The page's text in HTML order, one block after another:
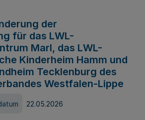
der
für das LWL-
Marl, das LWL-
Kinderheim Hamm und
Tecklenburg des
Westfalen-Lippe
22.05.2026